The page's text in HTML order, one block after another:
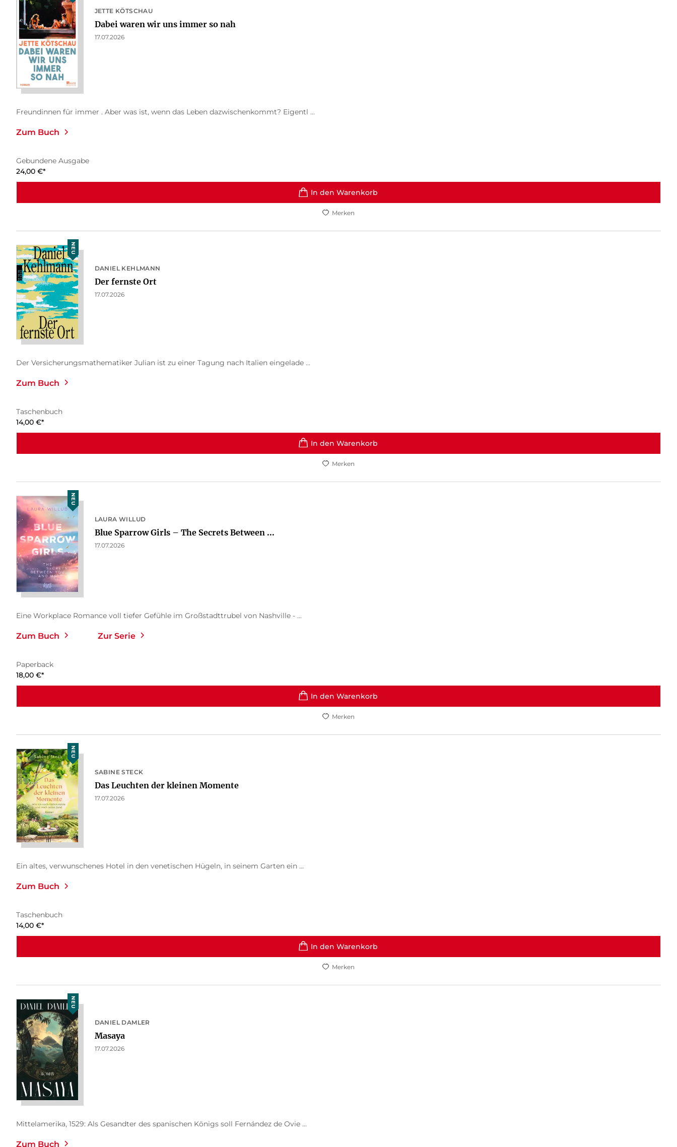
JETTE KÖTSCHAU
Dabei waren wir uns immer so nah
17.07.2026
Freundinnen für immer . Aber was ist, wenn das Leben dazwischenkommt? Eigentl ...
Zum Buch
Gebundene Ausgabe
24,00 €*
In den Warenkorb
Merken
NEU
DANIEL KEHLMANN
Der fernste Ort
17.07.2026
Der Versicherungsmathematiker Julian ist zu einer Tagung nach Italien eingelade ...
Zum Buch
Taschenbuch
14,00 €*
In den Warenkorb
Merken
NEU
LAURA WILLUD
Blue Sparrow Girls – The Secrets Between ...
17.07.2026
Eine Workplace Romance voll tiefer Gefühle im Großstadttrubel von Nashville - ...
Zum Buch Zur Serie
Paperback
18,00 €*
In den Warenkorb
Merken
NEU
SABINE STECK
Das Leuchten der kleinen Momente
17.07.2026
Ein altes, verwunschenes Hotel in den venetischen Hügeln, in seinem Garten ein ...
Zum Buch
Taschenbuch
14,00 €*
In den Warenkorb
Merken
NEU
DANIEL DAMLER
Masaya
17.07.2026
Mittelamerika, 1529: Als Gesandter des spanischen Königs soll Fernández de Ovie ...
Zum Buch